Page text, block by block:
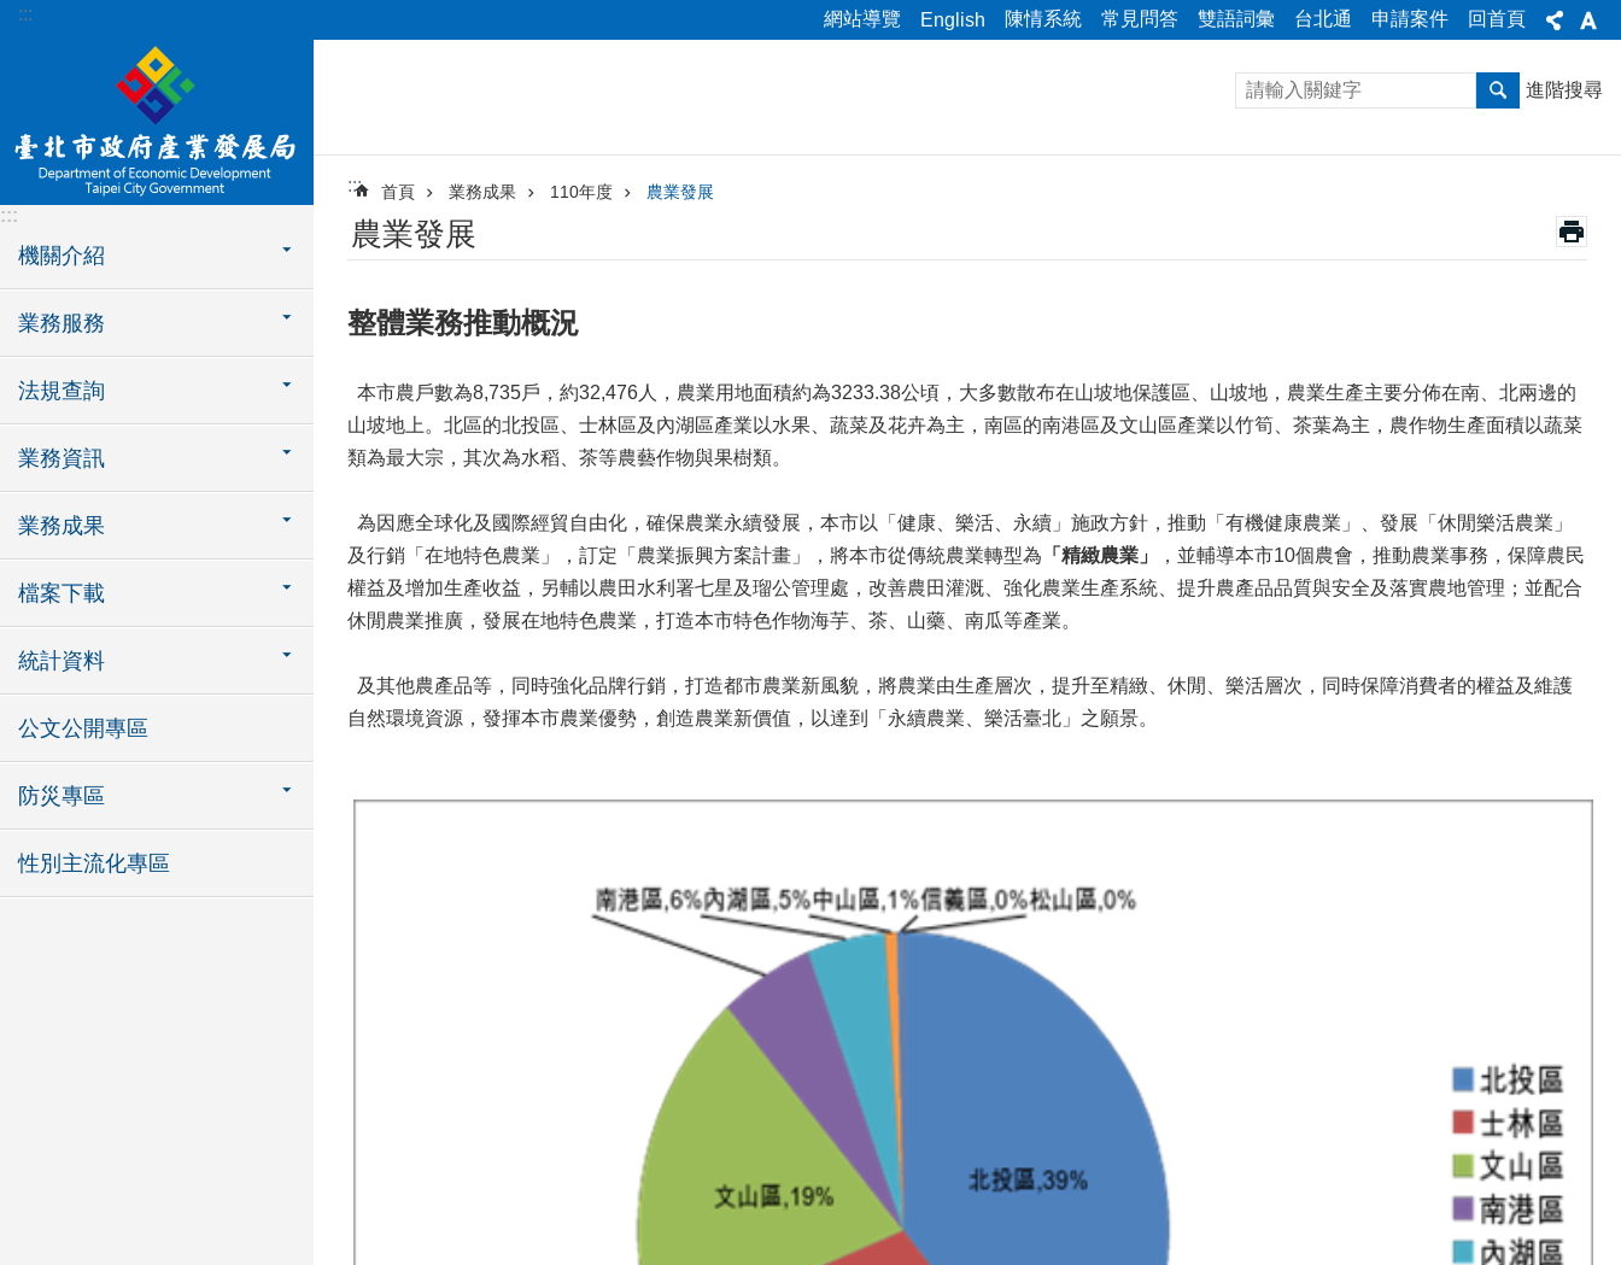
跳到主要內容區塊
::: 網站導覽 English 陳情系統 常見問答 雙語詞彙 台北通 申請案件 回首頁
:::
機關介紹
業務服務
法規查詢
業務資訊
業務成果
檔案下載
統計資料
公文公開專區
防災專區
性別主流化專區
進階搜尋
::: 首頁 業務成果 110年度 農業發展
農業發展
整體業務推動概況
本市農戶數為8,735戶，約32,476人，農業用地面積約為3233.38公頃，大多數散布在山坡地保護區、山坡地，農業生產主要分佈在南、北兩邊的
山坡地上。北區的北投區、士林區及內湖區產業以水果、蔬菜及花卉為主，南區的南港區及文山區產業以竹筍、茶葉為主，農作物生產面積以蔬菜
類為最大宗，其次為水稻、茶等農藝作物與果樹類。
為因應全球化及國際經貿自由化，確保農業永續發展，本市以「健康、樂活、永續」施政方針，推動「有機健康農業」、發展「休閒樂活農業」
及行銷「在地特色農業」，訂定「農業振興方案計畫」，將本市從傳統農業轉型為 「精緻農業」
，並輔導本市10個農會，推動農業事務，保障農民
權益及增加生產收益，另輔以農田水利署七星及瑠公管理處，改善農田灌溉、強化農業生產系統、提升農產品品質與安全及落實農地管理；並配合
休閒農業推廣，發展在地特色農業，打造本市特色作物海芋、茶、山藥、南瓜等產業。
及其他農產品等，同時強化品牌行銷，打造都市農業新風貌，將農業由生產層次，提升至精緻、休閒、樂活層次，同時保障消費者的權益及維護
自然環境資源，發揮本市農業優勢，創造農業新價值，以達到「永續農業、樂活臺北」之願景。